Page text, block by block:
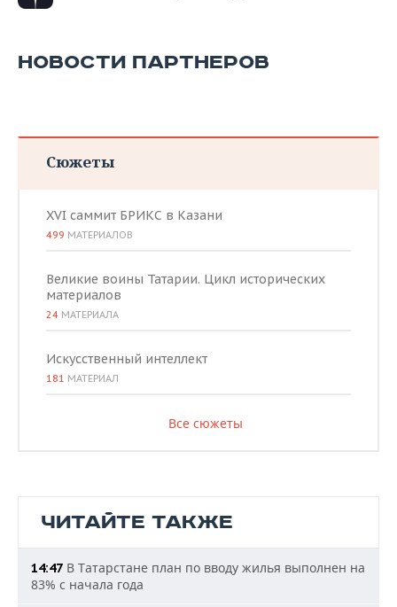
НОВОСТИ ПАРТНЕРОВ
Сюжеты
XVI саммит БРИКС в Казани
499 МАТЕРИАЛОВ
Великие воины Татарии. Цикл исторических
материалов
24 МАТЕРИАЛА
Искусственный интеллект
181 МАТЕРИАЛ
Все сюжеты
ЧИТАЙТЕ ТАКЖЕ
14:47 В Татарстане план по вводу жилья выполнен на
83% с начала года